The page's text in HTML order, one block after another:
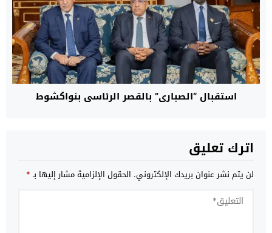
استقبال “الصباري” بالقصر الرئاسي بنواكشوط
اترك تعليق
لن يتم نشر عنوان بريدك الإلكتروني. الحقول الإلزامية مشار إليها بـ*